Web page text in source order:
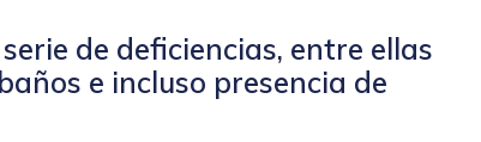
de deficiencias, entre ellas
e incluso presencia de